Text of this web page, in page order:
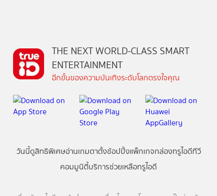
THE NEXT WORLD-CLASS SMART
ENTERTAINMENT
อีกขั้นของความบันเทิงระดับโลกตรงใจคุณ
วันนี้ดูสิทธิพิเศษอ่านเกมตาตั้งช้อปปิ้งแพ็กเกจกล่องทรูไอดีทีวี
คอมมูนิตี้บริการช่วยเหลือทรูไอดี